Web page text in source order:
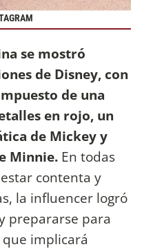
se mostró
de Disney, con
de una
en rojo, un
de Mickey y
Minnie. En todas
contenta y
la influencer logró
prepararse para
implicará